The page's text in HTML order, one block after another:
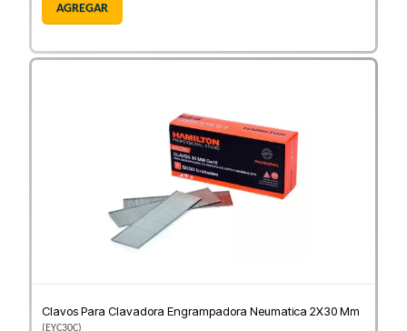
AGREGAR
Clavos Para Clavadora Engrampadora Neumatica 2X30 Mm
(EYC30C)